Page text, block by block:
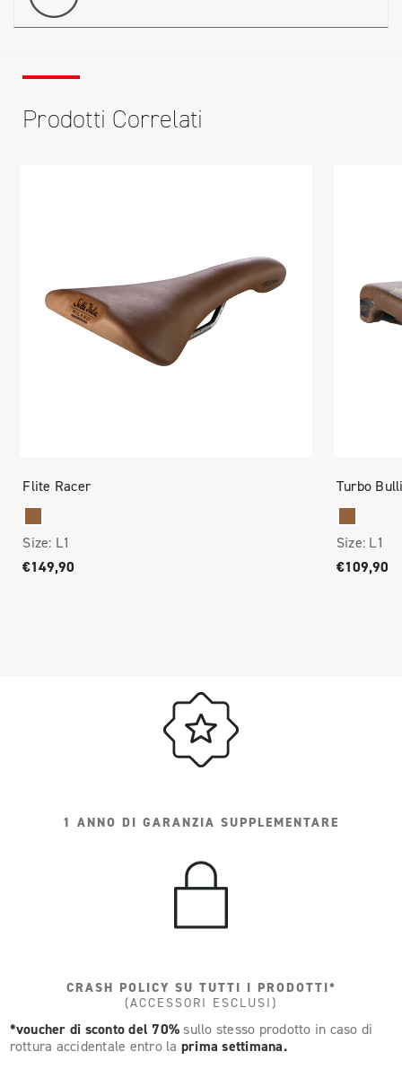
Prodotti Correlati
Flite Racer
Size: L1
€149,90
Turbo
Size: L1
€109,90
1 ANNO DI GARANZIA SUPPLEMENTARE
CRASH POLICY SU TUTTI I PRODOTTI*
(ACCESSORI ESCLUSI)
*voucher di sconto del 70% sullo stesso prodotto in caso di
rottura accidentale entro la prima settimana.